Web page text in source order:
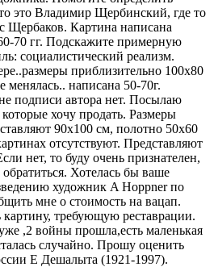
это Владимир Щербинский, где то
Щербаков. Картина написана
70 гг. Подскажите примерную
социалистический реализм.
приблизительно 100х80
написана 50-70г.
подписи автора нет. Посылаю
хочу продать. Размеры
90х100 см, полотно 50х60
отсутствуют. Представляют
нет, то буду очень признателен,
Хотелась бы ваше
художник A Hoppner по
мне о стоимость на вацап.
требующую реставрации.
,2 войны прошла,есть маленькая
случайно. Прошу оценить
Е Дешалыта (1921-1997).